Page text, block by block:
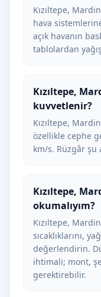
Kızıltepe,
hava
açık havanın
tablolardan
Kızıltepe,
kuvvetlenir?
Kızıltepe,
özellikle cephe
km/s. Rüzgâr şu
Kızıltepe,
okumalıyım?
Kızıltepe,
sıcaklıklarını,
değerlendirin.
ihtimali; mont,
gerektirebilir.